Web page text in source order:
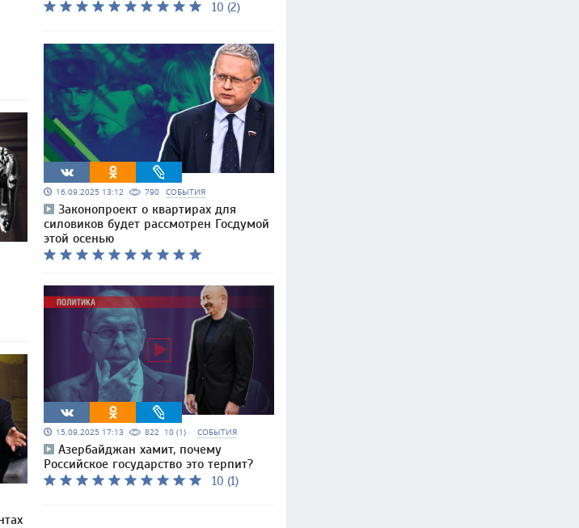
10 (2)
16.09.2025 13:12 790 СОБЫТИЯ
Законопроект о квартирах для
силовиков будет рассмотрен Госдумой
этой осенью
15.09.2025 17:13 822 10 (1) СОБЫТИЯ
Азербайджан хамит, почему
Российское государство это терпит?
10 (1)